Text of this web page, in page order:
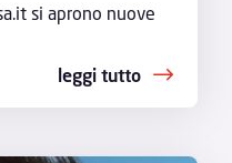
si aprono nuove
leggi tutto